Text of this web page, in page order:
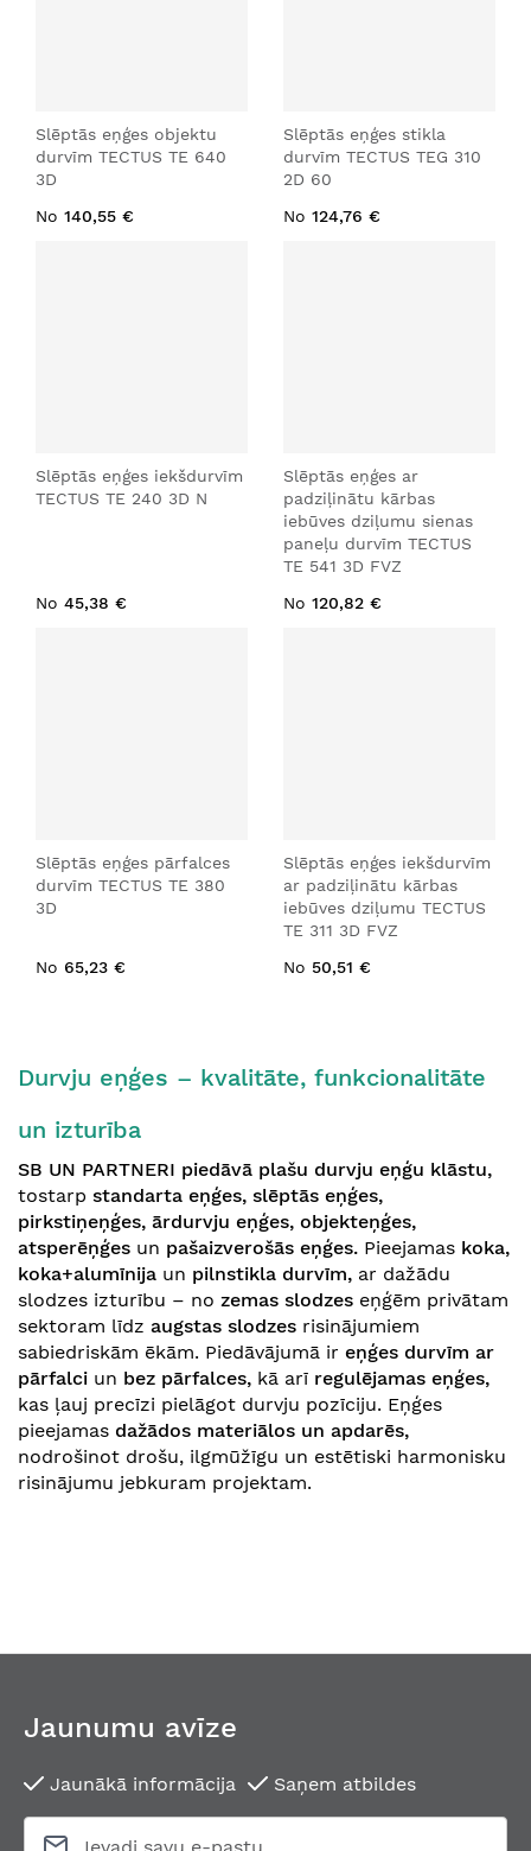
Slēptās eņģes objektu
durvīm TECTUS TE 640
3D
No 140,55 €
Slēptās eņģes stikla
durvīm TECTUS TEG 310
2D 60
No 124,76 €
Slēptās eņģes iekšdurvīm
TECTUS TE 240 3D N
No 45,38 €
Slēptās eņģes ar
padziļinātu kārbas
iebūves dziļumu sienas
paneļu durvīm TECTUS
TE 541 3D FVZ
No 120,82 €
Slēptās eņģes pārfalces
durvīm TECTUS TE 380
3D
No 65,23 €
Slēptās eņģes iekšdurvīm
ar padziļinātu kārbas
iebūves dziļumu TECTUS
TE 311 3D FVZ
No 50,51 €
Durvju eņģes – kvalitāte, funkcionalitāte
un izturība
SB UN PARTNERI piedāvā plašu durvju eņģu klāstu,
tostarp standarta eņģes, slēptās eņģes,
pirkstiņeņģes, ārdurvju eņģes, objekteņģes,
atsperēņģes un pašaizverošās eņģes. Pieejamas koka,
koka+alumīnija un pilnstikla durvīm, ar dažādu
slodzes izturību – no zemas slodzes eņģēm privātam
sektoram līdz augstas slodzes risinājumiem
sabiedriskām ēkām. Piedāvājumā ir eņģes durvīm ar
pārfalci un bez pārfalces, kā arī regulējamas eņģes,
kas ļauj precīzi pielāgot durvju pozīciju. Eņģes
pieejamas dažādos materiālos un apdarēs,
nodrošinot drošu, ilgmūžīgu un estētiski harmonisku
risinājumu jebkuram projektam.
Jaunumu avīze
Jaunākā informācija Saņem atbildes